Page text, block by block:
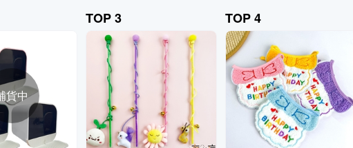
貨中
TOP 3 TOP 4